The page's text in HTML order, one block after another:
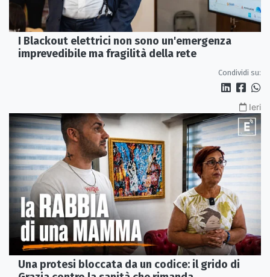
I Blackout elettrici non sono un'emergenza
imprevedibile ma fragilità della rete
Condividi su:
Ieri
Una protesi bloccata da un codice: il grido di